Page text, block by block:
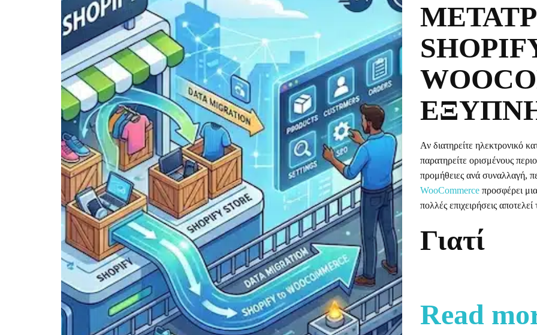
Αν διατηρείτε ηλεκτρονικό
παρατηρείτε ορισμένους
προμήθειες ανά συναλλαγή,
WooCommerce προσφέρει
πολλές επιχειρήσεις
Γιατί
Read